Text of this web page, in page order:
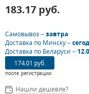
183.17 руб.
Самовывоз –завтра
Доставка по Минску –
Доставка по Беларуси –
174.01 руб.
после регистрации
Нашли дешевле?